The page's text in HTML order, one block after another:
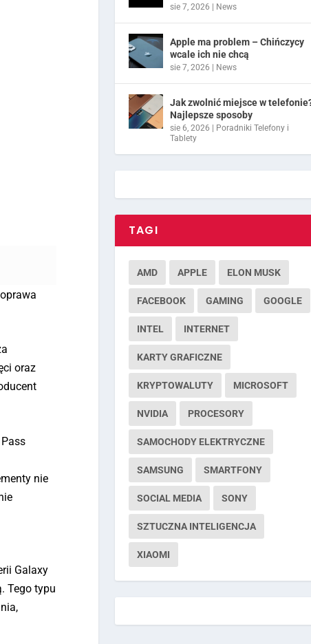
oraz
nie
Galaxy
Tego typu
sie 7, 2026 | News
Apple ma problem – Chińczycy
wcale ich nie chcą
sie 7, 2026 | News
Jak zwolnić miejsce w
Najlepsze sposoby
sie 6, 2026 | Poradniki Telefony i
Tablety
TAGI
AMD APPLE ELON MUSK
FACEBOOK GAMING GOOGLE
INTEL INTERNET
KARTY GRAFICZNE
KRYPTOWALUTY MICROSOFT
NVIDIA PROCESORY
SAMOCHODY ELEKTRYCZNE
SAMSUNG SMARTFONY
SOCIAL MEDIA SONY
SZTUCZNA INTELIGENCJA
XIAOMI